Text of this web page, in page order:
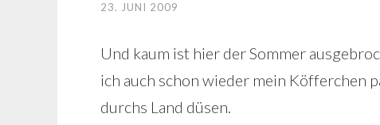
23. JUNI 2009
Und kaum ist hier der Sommer
ich auch schon wieder mein Köfferchen
durchs Land düsen.